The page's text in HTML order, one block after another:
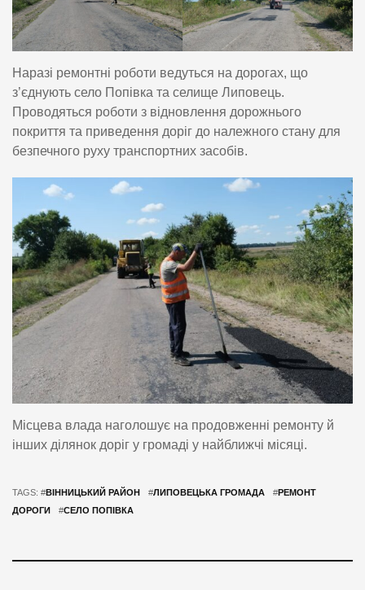
Наразі ремонтні роботи ведуться на дорогах, що
з’єднують село Попівка та селище Липовець.
Проводяться роботи з відновлення дорожнього
покриття та приведення доріг до належного стану для
безпечного руху транспортних засобів.
Місцева влада наголошує на продовженні ремонту й
інших ділянок доріг у громаді у найближчі місяці.
TAGS: #ВІННИЦЬКИЙ РАЙОН #ЛИПОВЕЦЬКА ГРОМАДА #РЕМОНТ
ДОРОГИ
#СЕЛО ПОПІВКА